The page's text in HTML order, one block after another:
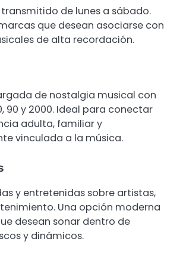
de lunes a sábado.
que desean asociarse con
de alta recordación.
de nostalgia musical con
90 y 2000. Ideal para conectar
adulta, familiar y
vinculada a la música.
y entretenidas sobre artistas,
Una opción moderna
desean sonar dentro de
y dinámicos.